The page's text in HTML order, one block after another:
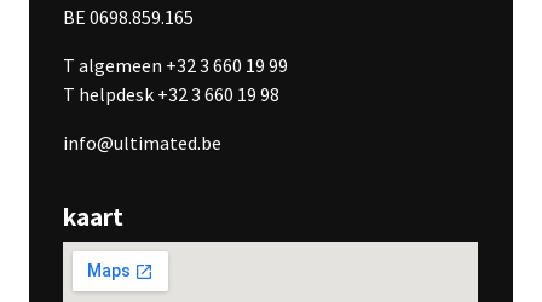
BE 0698.859.165
T algemeen +32 3 660 19 99
T helpdesk +32 3 660 19 98
info@ultimated.be
kaart